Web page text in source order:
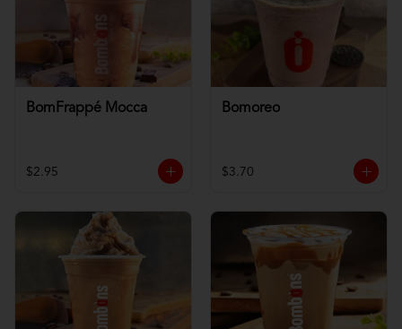
BomFrappé Mocca
$2.95
Bomoreo
$3.70